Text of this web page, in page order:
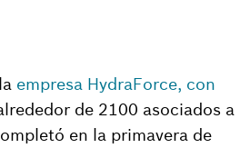
empresa HydraForce, con
de 2100 asociados a
en la primavera de